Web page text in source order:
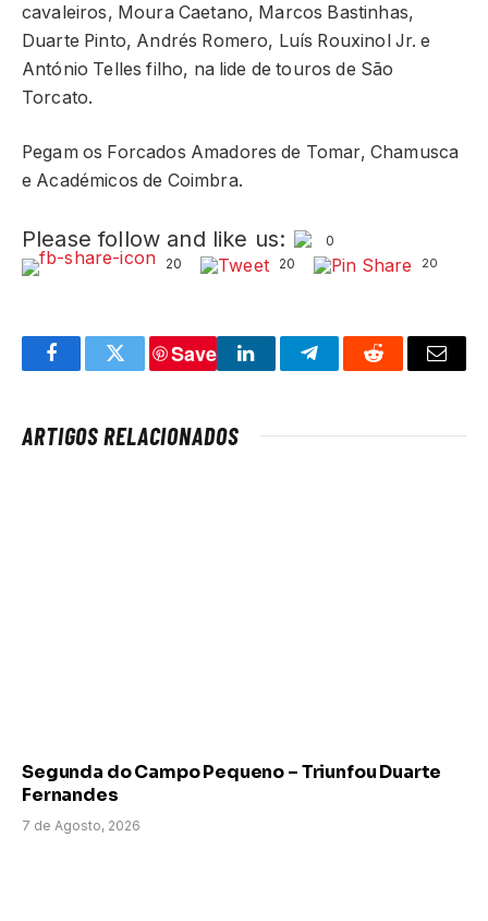
cavaleiros, Moura Caetano, Marcos Bastinhas,
Duarte Pinto, Andrés Romero, Luís Rouxinol Jr. e
António Telles filho, na lide de touros de São
Torcato.
Pegam os Forcados Amadores de Tomar, Chamusca
e Académicos de Coimbra.
Please follow and like us:
0
20
20 20
FacebookTwitter
Save
LinkedInTelegramReddit Email
ARTIGOS RELACIONADOS
Segunda do Campo Pequeno – Triunfou Duarte
Fernandes
7 de Agosto, 2026